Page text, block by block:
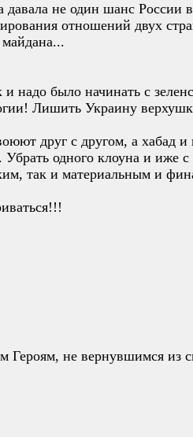
давала не один шанс России
отношений двух
было начинать с
Лишить Украину
друг с другом, а хабад
одного клоуна и иже
так и материальным и
не вернувшимся из